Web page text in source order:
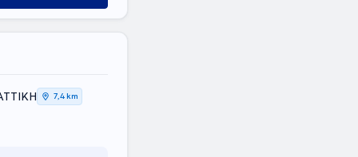
7,4 km